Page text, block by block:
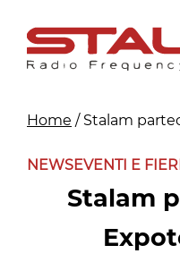
content
Home / Stalam
NEWSEVENTI E
Stalam